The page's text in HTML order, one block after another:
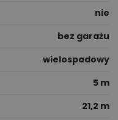
nie
bez garażu
wielospadowy
5 m
21,2 m